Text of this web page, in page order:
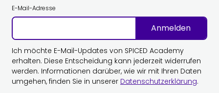
E-Mail-Adresse
Anmelden
Ich möchte E-Mail-Updates von SPICED Academy
erhalten. Diese Entscheidung kann jederzeit widerrufen
werden. Informationen darüber, wie wir mit Ihren Daten
umgehen, finden Sie in unserer Datenschutzerklärung.